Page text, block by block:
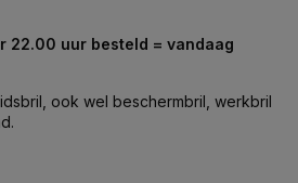
22.00 uur besteld = vandaag
ook wel beschermbril, werkbril